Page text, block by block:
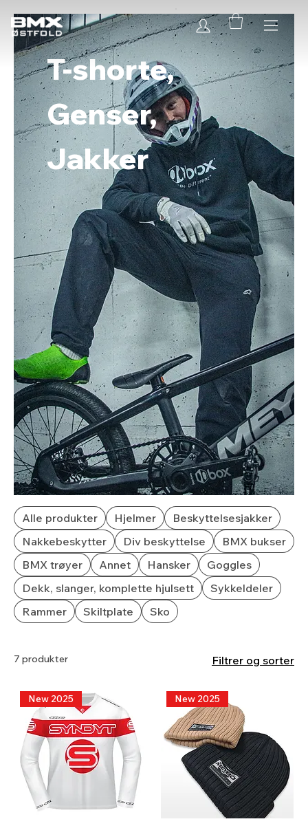
T-shorte,
Genser,
Jakker
Alle produkter Hjelmer
Beskyttelsesjakker
Nakkebeskytter
Div beskyttelse
BMX bukser
BMX trøyer
Annet Hansker
Goggles
Dekk, slanger, komplette hjulsett
Sykkeldeler
Rammer
Skiltplate Sko
7 produkter Filtrer og sorter
New 2025 New 2025